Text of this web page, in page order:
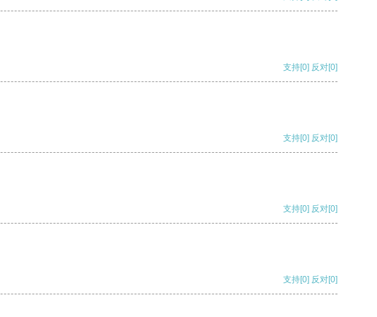
支持[0] 反对[0]
支持[0] 反对[0]
支持[0] 反对[0]
支持[0] 反对[0]